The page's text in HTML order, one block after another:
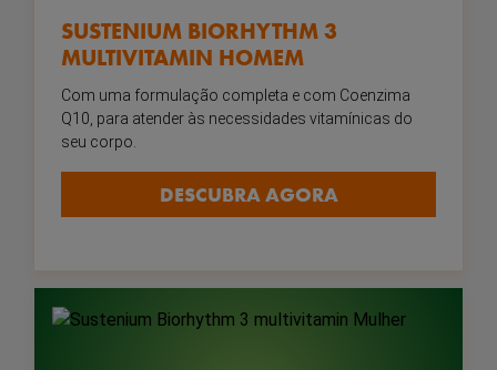
SUSTENIUM BIORHYTHM 3
MULTIVITAMIN HOMEM
Com uma formulação completa e com Coenzima
Q10, para atender às necessidades vitamínicas do
seu corpo.
DESCUBRA AGORA